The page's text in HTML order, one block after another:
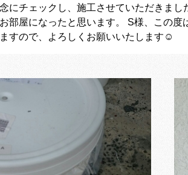
念にチェックし、施工させていただきま
お部屋になったと思います。 S様、この
ますので、よろしくお願いいたします☺